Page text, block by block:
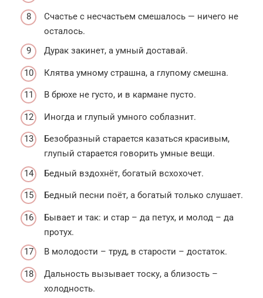
Счастье с несчастьем смешалось — ничего не
осталось.
Дурак закинет, а умный доставай.
Клятва умному страшна, а глупому смешна.
В брюхе не густо, и в кармане пусто.
Иногда и глупый умного соблазнит.
Безобразный старается казаться красивым,
глупый старается говорить умные вещи.
Бедный вздохнёт, богатый всхохочет.
Бедный песни поёт, а богатый только слушает.
Бывает и так: и стар – да петух, и молод – да
протух.
В молодости – труд, в старости – достаток.
Дальность вызывает тоску, а близость –
холодность.